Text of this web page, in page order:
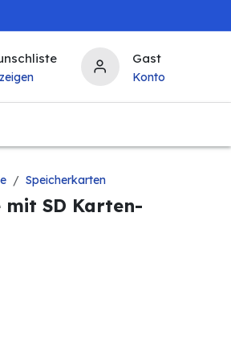
Gast
Konto
Speicherkarten
mit SD Karten-